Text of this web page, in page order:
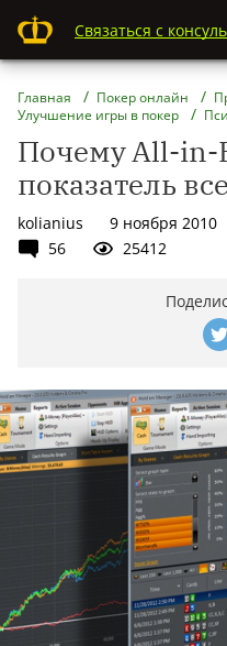
Связаться с
Главная Покер онлайн
Улучшение игры в покер
Почему All-in-
показатель
kolianius
9 ноября 2010
56
25412